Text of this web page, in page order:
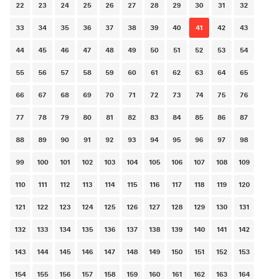
22 23 24 25 26 27 28 29 30 31 32
33 34 35 36 37 38 39 40 41 42 43
44 45 46 47 48 49 50 51 52 53 54
55 56 57 58 59 60 61 62 63 64 65
66 67 68 69 70 71 72 73 74 75 76
77 78 79 80 81 82 83 84 85 86 87
88 89 90 91 92 93 94 95 96 97 98
99 100 101 102 103 104 105 106 107 108 109
110 111 112 113 114 115 116 117 118 119 120
121 122 123 124 125 126 127 128 129 130 131
132 133 134 135 136 137 138 139 140 141 142
143 144 145 146 147 148 149 150 151 152 153
154 155 156 157 158 159 160 161 162 163 164